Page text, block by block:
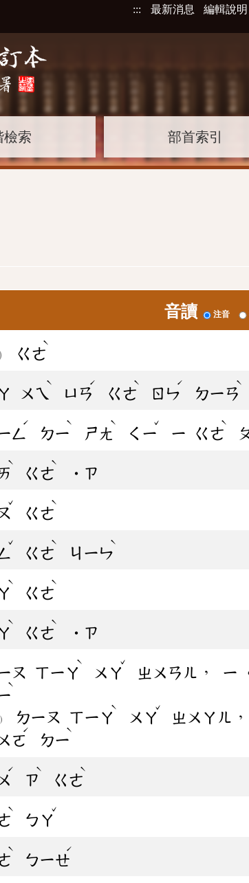
::: 最新消息 編輯說明
檢索 部首索引
音讀 注音
ㄍㄜ
ˋ
ㄨㄟ
ˋ
ㄩㄢ
ˊ
ㄍㄜ
ˋ
ㄖㄣ
ˊ
ㄉㄧㄢ
ˋ
ㄥ
ˊ
ㄉㄧ
ˋ
ㄕㄤ
ˋ
ㄑㄧ
ˇ
ㄧ ㄍㄜ
ˋ
ˋ
ㄍㄜ
ˋ
˙ㄗ
ˇ
ㄍㄜ
ˋ
ˇ
ㄍㄜ
ˋ
ㄐㄧㄣ
ˋ
ˋ
ㄍㄜ
ˋ
ˋ
ㄍㄜ
ˋ
˙ㄗ
ㄡ ㄒㄧㄚ
ˋ
ㄨㄚ
ˇ
ㄓㄨㄢㄦ ， ㄧ
ˋ
ㄉㄧㄡ ㄒㄧㄚ
ˋ
ㄨㄚ
ˇ
ㄓㄨㄚㄦ ，
ㄛ
ˊ
ㄉㄧ
ˋ
ˊ
ㄗ
ˋ
ㄍㄜ
ˋ
ˋ
ㄅㄚ
ˇ
ˋ
ㄅㄧㄝ
ˊ